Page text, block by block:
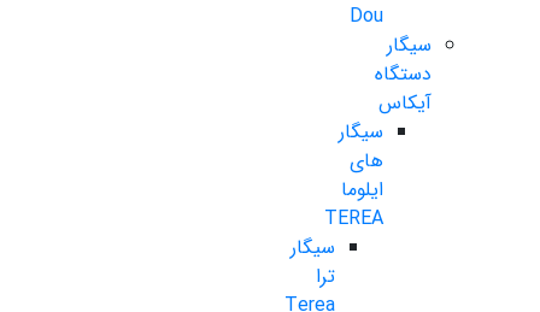
Dou
سیگار
دستگاه
آیکاس
سیگار
های
ایلوما
TEREA
سیگار
ترا
Terea